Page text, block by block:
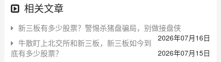
相关文章
新三板有多少股票？警惕杀猪盘骗局，别做接盘侠
2026年07月16日
牛散盯上北交所和新三板，新三板如今到
底有多少股票？
2026年07月15日